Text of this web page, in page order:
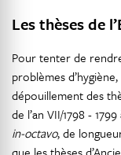
Les thèses de
Pour tenter de
problèmes
dépouillement des
de l’an VII/1798 -
in-octavo, de